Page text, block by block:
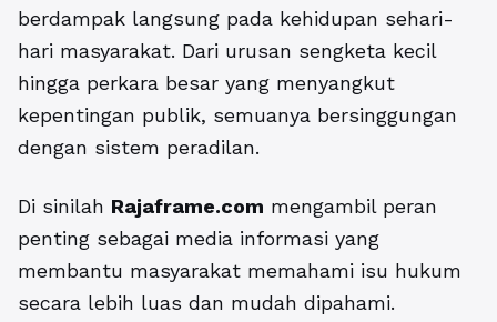
berdampak langsung pada kehidupan sehari-
hari masyarakat. Dari urusan sengketa kecil
hingga perkara besar yang menyangkut
kepentingan publik, semuanya bersinggungan
dengan sistem peradilan.
Di sinilah Rajaframe.com mengambil peran
penting sebagai media informasi yang
membantu masyarakat memahami isu hukum
secara lebih luas dan mudah dipahami.